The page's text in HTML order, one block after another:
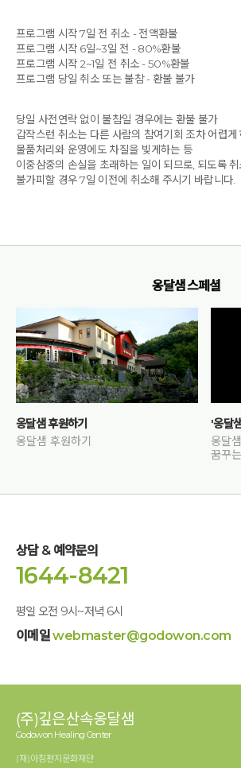
프로그램 시작 7일 전 취소 - 전액환불
프로그램 시작 6일~3일 전 - 80%환불
프로그램 시작 2~1일 전 취소 - 50%환불
프로그램 당일 취소 또는 불참 - 환불 불가
당일 사전연락 없이 불참일 경우에는 환불 불가
갑작스런 취소는 다른 사람의 참여기회 조차 어렵게
물품처리와 운영에도 차질을 빚게하는 등
이중삼중의 손실을 초래하는 일이 되므로, 되도록
불가피할 경우 7일 이전에 취소해 주시기 바랍니다.
옹달샘 스페셜
옹달샘 후원하기
옹달샘 후원하기
'옹달
옹달
꿈꾸
상담 & 예약문의
1644-8421
평일 오전 9시~저녁 6시
이메일webmaster@godowon.com
(주)깊은산속옹달샘
Godowon Healing Center
(재)아침편지문화재단